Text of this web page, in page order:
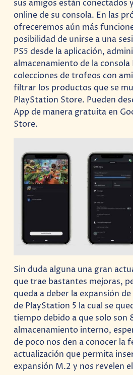
sus amigos están conectados
online de su consola. En las
ofreceremos aún más
posibilidad de unirse a una
PS5 desde la aplicación,
almacenamiento de la consola
colecciones de trofeos con
filtrar los productos que se
PlayStation Store. Pueden
App de manera gratuita en
Store.
Sin duda alguna una gran
que trae bastantes mejoras,
queda a deber la expansión
de PlayStation 5 la cual se
tiempo debido a que solo son
almacenamiento interno,
de poco nos den a conocer la
actualización que permita
expansión M.2 y nos revelen